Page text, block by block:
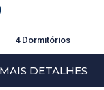
4 Dormitórios
MAIS DETALHES